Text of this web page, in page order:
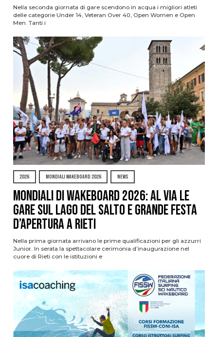
Nella seconda giornata di gare scendono in acqua i migliori atleti
delle categorie Under 14, Veteran Over 40, Open Women e Open
Men. Tanti i
2026 MONDIALI WAKEBOARD 2026 NEWS
Mondiali di Wakeboard 2026: al via le
gare sul Lago del Salto e grande festa
d’apertura a Rieti
Nella prima giornata arrivano le prime qualificazioni per gli azzurri
Junior. In serata la spettacolare cerimonia d’inaugurazione nel
cuore di Rieti con le istituzioni e